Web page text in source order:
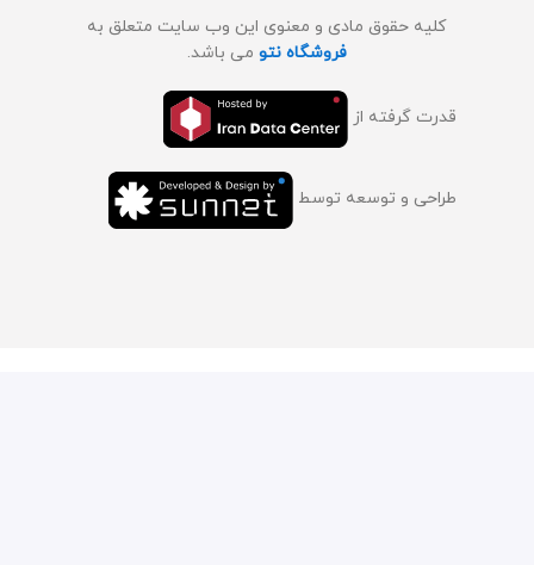
کلیه حقوق مادی و معنوی این وب سایت متعلق به
فروشگاه نتو می باشد.
قدرت گرفته از
طراحی و توسعه توسط